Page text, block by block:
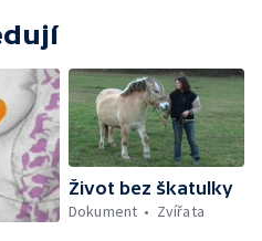
Život bez škatulky
Dokument
Zvířata